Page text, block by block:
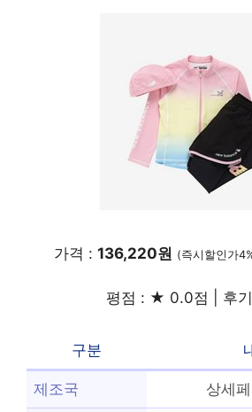
가격 : 136,220원 (즉시할인가
평점 : ★ 0.0점 | 후
구분
제조국 상세